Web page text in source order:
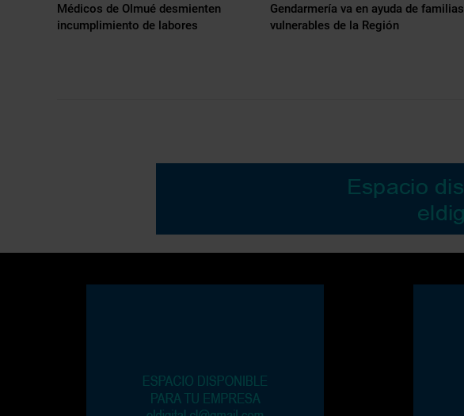
Médicos de Olmué desmienten
incumplimiento de labores
Gendarmería va en ayuda de familias
vulnerables de la Región